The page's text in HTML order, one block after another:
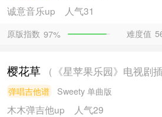
诚意音乐up 人气31
原版指数 97% 难度值
樱花草 （《星苹果乐园》电视剧插
弹唱吉他谱 Sweety 单曲版
木木弹吉他up 人气29